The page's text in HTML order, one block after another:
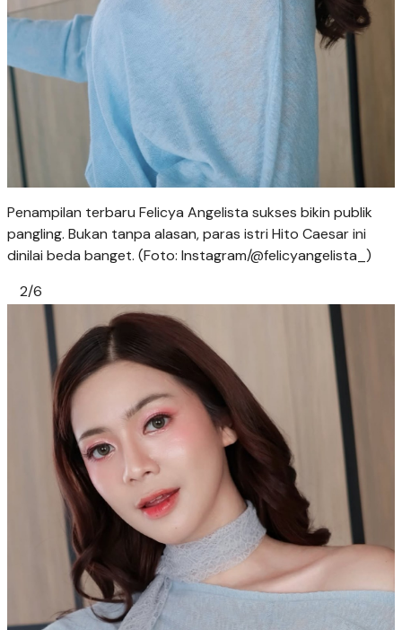
Penampilan terbaru Felicya Angelista sukses bikin publik
pangling. Bukan tanpa alasan, paras istri Hito Caesar ini
dinilai beda banget. (Foto: Instagram/@felicyangelista_)
2/6